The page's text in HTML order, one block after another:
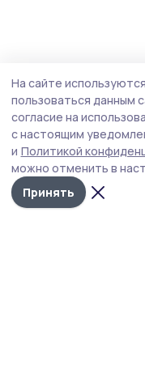
На сайте
пользоваться данным
согласие на
с настоящим
и Политикой
можно отменить в
Принять